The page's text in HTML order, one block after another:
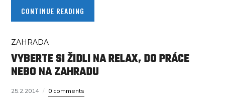
CONTINUE READING
ZAHRADA
VYBERTE SI ŽIDLI NA RELAX, DO PRÁCE
NEBO NA ZAHRADU
25.2.2014 0 comments